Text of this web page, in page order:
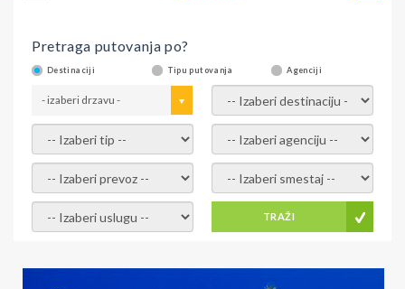
Pretraga putovanja po?
Destinaciji Tipu putovanja Agenciji
- izaberi drzavu - - izaberi destinaciju -
- izaberi tip - - izaberi agenciju -
- izaberi prevoz - - Izaberite smestaj -
- Izaberite uslugu - TRAŽI